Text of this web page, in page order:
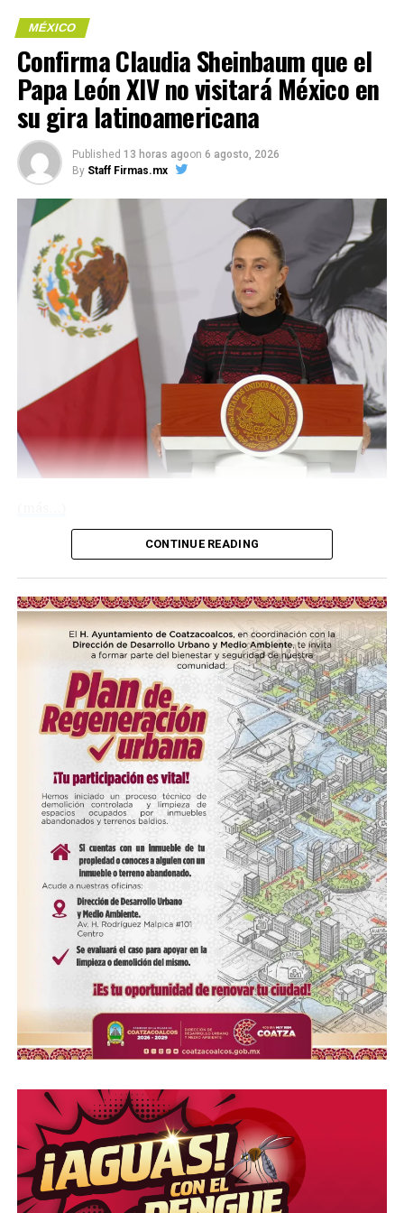
Me gusta esto:
COMPARTE ESTA INFORMACIÓN
MÉXICO
Confirma Claudia Sheinbaum que el
Papa León XIV no visitará México en
su gira latinoamericana
Published 13 horas agoon 6 agosto, 2026
By Staff Firmas.mx
Me gusta esto:
COMPARTE ESTA INFORMACIÓN
CONTINUE READING